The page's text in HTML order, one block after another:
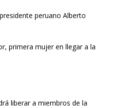
peruano Alberto
primera mujer en llegar a la
liberar a miembros de la